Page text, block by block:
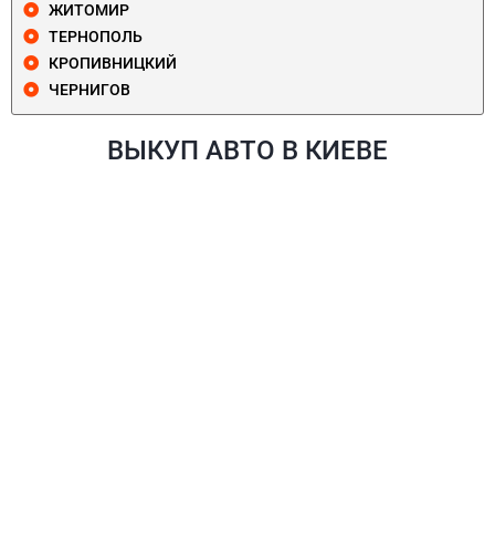
ЖИТОМИР
ТЕРНОПОЛЬ
КРОПИВНИЦКИЙ
ЧЕРНИГОВ
ВЫКУП АВТО В КИЕВЕ